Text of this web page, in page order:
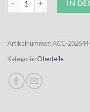
IN
Artikelnummer:ACC-
Kategorie:Oberteile